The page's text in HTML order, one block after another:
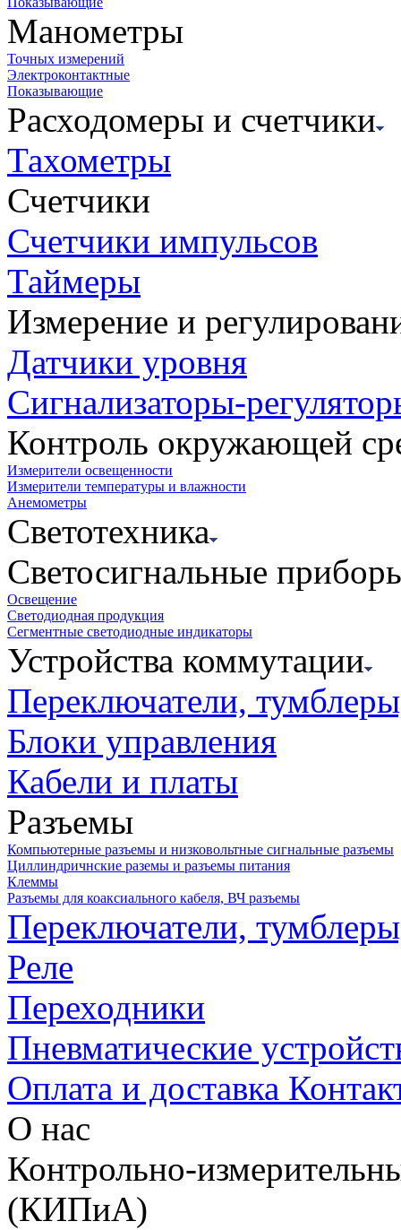
Манометры
Точных измерений
Электроконтактные
Показывающие
Расходомеры и счетчики
Тахометры
Счетчики
Счетчики импульсов
Таймеры
Измерение и
Датчики уровня
Сигнализаторы-
Контроль окружающей
Измерители освещенности
Измерители температуры и влажности
Анемометры
Светотехника
Светосигнальные
Освещение
Светодиодная продукция
Сегментные светодиодные индикаторы
Устройства коммутации
Переключатели,
Блоки управления
Кабели и платы
Разъемы
Компьютерные разъемы и низковольтные сигнальные разъемы
Циллиндричнские раземы и разъемы питания
Клеммы
Разъемы для коаксиального кабеля, ВЧ разъемы
Переключатели,
Реле
Переходники
Пневматические
Оплата и доставка
О нас
Контрольно-
(КИПиА)